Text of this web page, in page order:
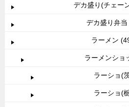
デカ盛り(チェー
デカ盛り弁
ラーメン
ラーメンショ
ラーショ(
ラーショ(